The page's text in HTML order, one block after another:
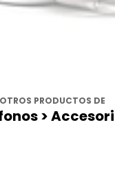
PRODUCTOS DE
>